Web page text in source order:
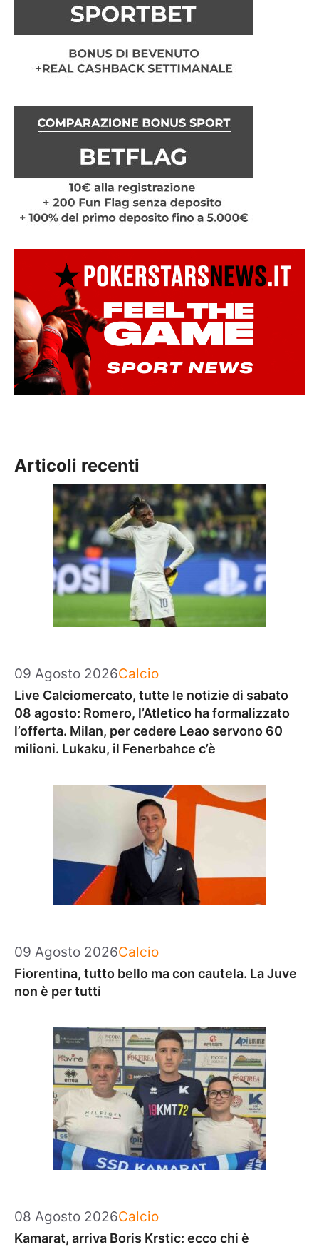
Articoli recenti
09 Agosto 2026Categorie
Calcio
Live Calciomercato, tutte le notizie di sabato
08 agosto: Romero, l’Atletico ha formalizzato
l’offerta. Milan, per cedere Leao servono 60
milioni. Lukaku, il Fenerbahce c’è
09 Agosto 2026Categorie
Calcio
Fiorentina, tutto bello ma con cautela. La Juve
non è per tutti
08 Agosto 2026Categorie
Calcio
Kamarat, arriva Boris Krstic: ecco chi è